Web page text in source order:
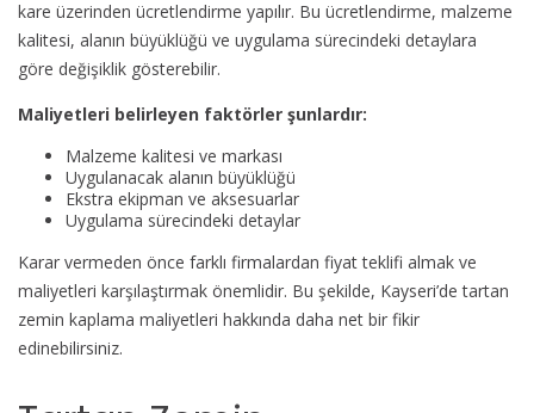
kare üzerinden ücretlendirme yapılır. Bu ücretlendirme, malzeme
kalitesi, alanın büyüklüğü ve uygulama sürecindeki detaylara
göre değişiklik gösterebilir.
Maliyetleri belirleyen faktörler şunlardır:
Malzeme kalitesi ve markası
Uygulanacak alanın büyüklüğü
Ekstra ekipman ve aksesuarlar
Uygulama sürecindeki detaylar
Karar vermeden önce farklı firmalardan fiyat teklifi almak ve
maliyetleri karşılaştırmak önemlidir. Bu şekilde, Kayseri’de tartan
zemin kaplama maliyetleri hakkında daha net bir fikir
edinebilirsiniz.